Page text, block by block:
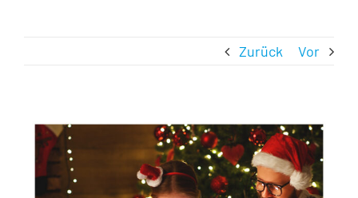
Zurück Vor